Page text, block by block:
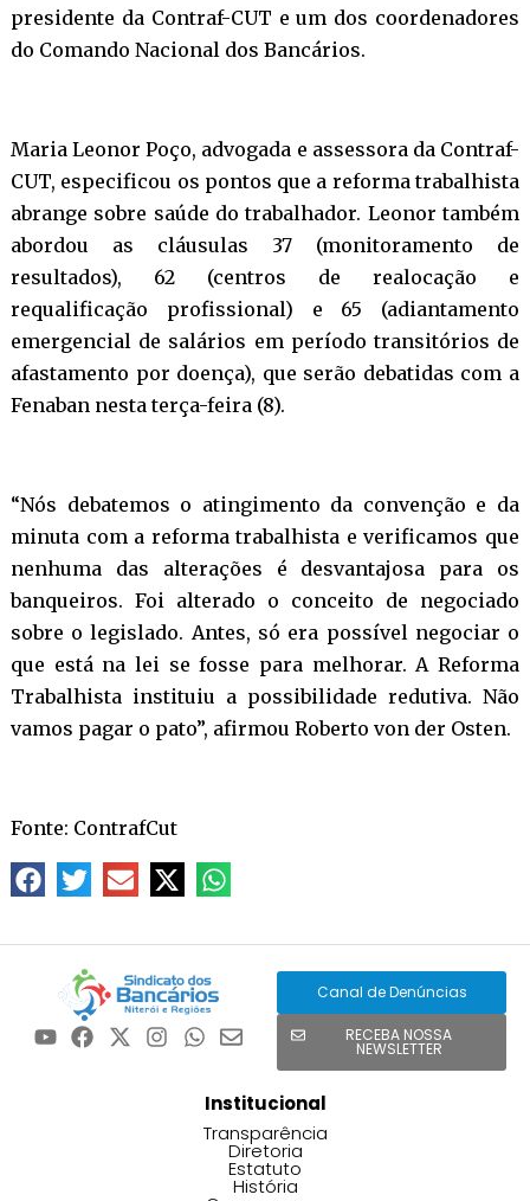
presidente da Contraf-CUT e um dos coordenadores
do Comando Nacional dos Bancários.
Maria Leonor Poço, advogada e assessora da Contraf-
CUT, especificou os pontos que a reforma trabalhista
abrange sobre saúde do trabalhador. Leonor também
abordou as cláusulas 37 (monitoramento de
resultados), 62 (centros de realocação e
requalificação profissional) e 65 (adiantamento
emergencial de salários em período transitórios de
afastamento por doença), que serão debatidas com a
Fenaban nesta terça-feira(8).
“Nós debatemos o atingimento da convenção e da
minuta com a reforma trabalhista e verificamos que
nenhuma das alterações é desvantajosa para os
banqueiros. Foi alterado o conceito de negociado
sobre o legislado. Antes, só era possível negociar o
que está na lei se fosse para melhorar. A Reforma
Trabalhista instituiu a possibilidade redutiva. Não
vamos pagar o pato”, afirmou Roberto von der Osten.
Fonte: ContrafCut
Canal de Denúncias
RECEBA NOSSA
NEWSLETTER
Institucional
Transparência
Diretoria
Estatuto
História